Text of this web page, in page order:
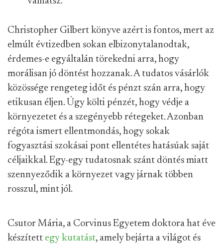
Christopher Gilbert könyve azért is fontos, mert az
elmúlt évtizedben sokan elbizonytalanodtak,
érdemes-e egyáltalán törekedni arra, hogy
morálisan jó döntést hozzanak. A tudatos vásárlók
közössége rengeteg időt és pénzt szán arra, hogy
etikusan éljen. Úgy költi pénzét, hogy védje a
környezetet és a szegényebb rétegeket. Azonban
régóta ismert ellentmondás, hogy sokak
fogyasztási szokásai pont ellentétes hatásúak saját
céljaikkal. Egy-egy tudatosnak szánt döntés miatt
szennyeződik a környezet vagy járnak többen
rosszul, mint jól.
Csutor Mária, a Corvinus Egyetem doktora hat éve
készített egy kutatást, amely bejárta a világot és